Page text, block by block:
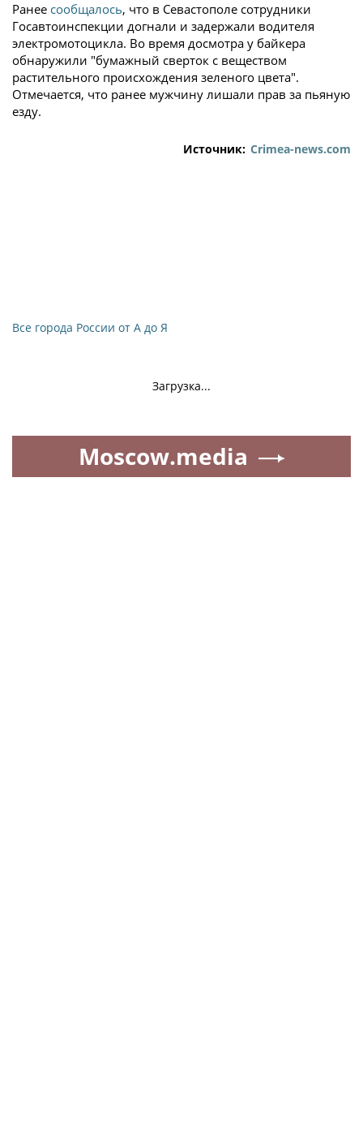
Ранее сообщалось, что в Севастополе сотрудники
Госавтоинспекции догнали и задержали водителя
электромотоцикла. Во время досмотра у байкера
обнаружили "бумажный сверток с веществом
растительного происхождения зеленого цвета".
Отмечается, что ранее мужчину лишали прав за пьяную
езду.
Источник: Crimea-news.com
Все города России от А до Я
Загрузка...
Moscow.media